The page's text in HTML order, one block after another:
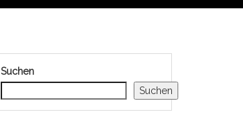
Suchen
Suchen